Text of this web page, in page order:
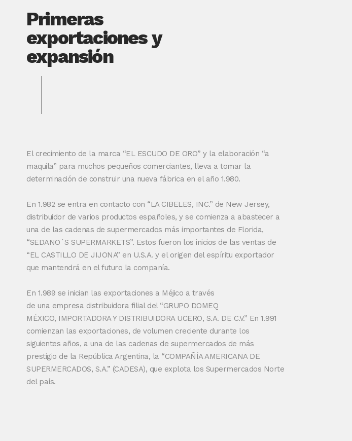
Primeras
exportaciones y
expansión
El crecimiento de la marca “EL ESCUDO DE ORO” y la elaboración “a
maquila” para muchos pequeños comerciantes, lleva a tomar la
determinación de construir una nueva fábrica en el año 1.980.
En 1.982 se entra en contacto con “LA CIBELES, INC.” de New Jersey,
distribuidor de varios productos españoles, y se comienza a abastecer a
una de las cadenas de supermercados más importantes de Florida,
“SEDANO´S SUPERMARKETS”. Estos fueron los inicios de las ventas de
“EL CASTILLO DE JIJONA” en U.S.A. y el origen del espíritu exportador
que mantendrá en el futuro la companía.
En 1.989 se inician las exportaciones a Méjico a través
de una empresa distribuidora filial del “GRUPO DOMEQ
MÉXICO, IMPORTADORA Y DISTRIBUIDORA UCERO, S.A. DE C.V.” En 1.991
comienzan las exportaciones, de volumen creciente durante los
siguientes años, a una de las cadenas de supermercados de más
prestigio de la República Argentina, la “COMPAÑÍA AMERICANA DE
SUPERMERCADOS, S.A.” (CADESA), que explota los Supermercados Norte
del país.